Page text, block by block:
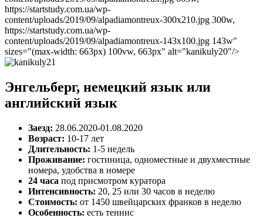
https://startstudy.com.ua/wp-
content/uploads/2019/09/alpadiamontreux-300x210.jpg 300w,
https://startstudy.com.ua/wp-
content/uploads/2019/09/alpadiamontreux-143x100.jpg 143w"
sizes="(max-width: 663px) 100vw, 663px" alt="kanikuly20"/>
Энгельберг, немецкий язык или
английский язык
Заезд: 28.06.2020-01.08.2020
Возраст: 10-17 лет
Длительность: 1-5 недель
Проживание: гостиница, одноместные и двухместные
номера, удобства в номере
24 часа под присмотром куратора
Интенсивность: 20, 25 или 30 часов в неделю
Стоимость: от 1450 швейцарских франков в неделю
Особенность: есть теннис